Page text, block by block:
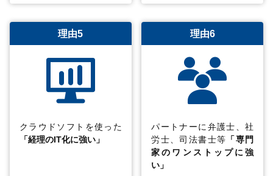
理由5
クラウドソフトを使った
「経理のIT化に強い」
理由6
パートナーに弁護士、社
労士、司法書士等 「専門
家のワンストップに強
い」